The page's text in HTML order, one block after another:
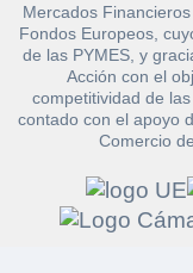
Mercados
Fondos Europeos,
de las PYMES, y
Acción con el
competitividad de
contado con el apoyo
Comercio